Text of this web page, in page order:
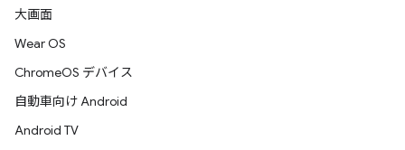
大画面
Wear OS
ChromeOS デバイス
自動車向け Android
Android TV